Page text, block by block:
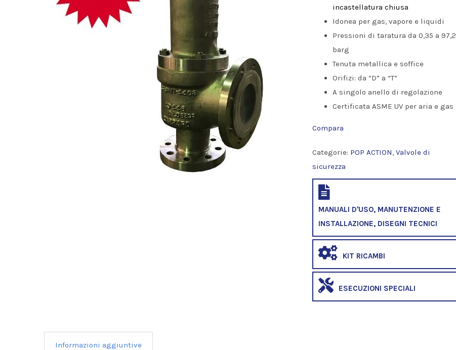
incastellatura chiusa
Idonea per gas, vapore e liquidi
Pressioni di taratura da 0,35 a 97,2
barg
Tenuta metallica e soffice
Orifizi: da “D” a “T”
A singolo anello di regolazione
Certificata ASME UV per aria e gas
Compara
Categorie: POP ACTION, Valvole di
sicurezza
MANUALI D'USO, MANUTENZIONE E
INSTALLAZIONE, DISEGNI TECNICI
KIT RICAMBI
ESECUZIONI SPECIALI
Informazioni aggiuntive